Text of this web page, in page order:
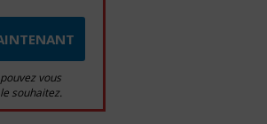
vous
souhaitez.